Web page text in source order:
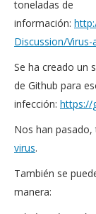
toneladas de
información:
Discussion/
Se ha creado un
de Github para
infección: https://
Nos han
virus.
También se
manera: